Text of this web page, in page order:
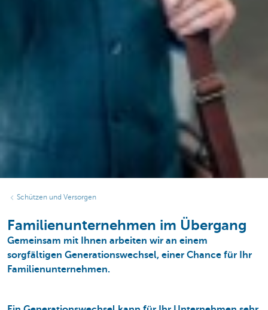
Schützen und Versorgen
Familienunternehmen im Übergang
Gemeinsam mit Ihnen arbeiten wir an einem
sorgfältigen Generationswechsel, einer Chance für Ihr
Familienunternehmen.